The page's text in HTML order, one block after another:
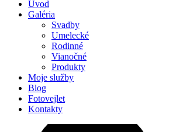
Úvod
Galéria
Svadby
Umelecké
Rodinné
Vianočné
Produkty
Moje služby
Blog
Fotovejlet
Kontakty